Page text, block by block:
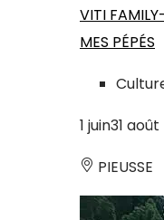
VITI
MES PÉPÉS
1 juin31 août
PIEUSSE